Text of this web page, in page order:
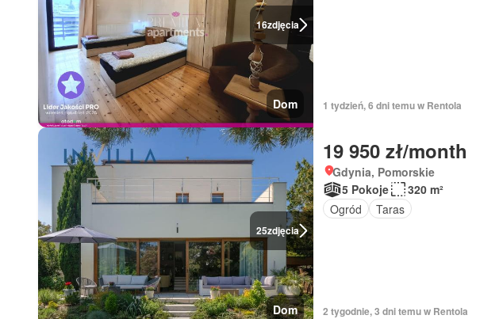
16zdjęcia
Dom 1 tydzień, 6 dni temu w Rentola
25zdjęcia
Dom
19 950 zł/month
Gdynia, Pomorskie
5 Pokoje
320 m²
Ogród
Taras
2 tygodnie, 3 dni temu w Rentola